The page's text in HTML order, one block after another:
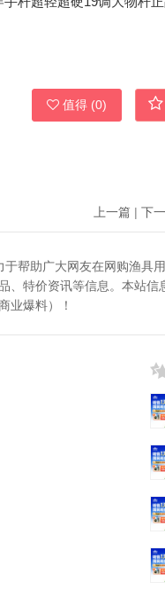
值得 (0)
上一篇 | 下
帮助广大网友在网购渔具
、特价资讯等信息。本站
业爆料）！